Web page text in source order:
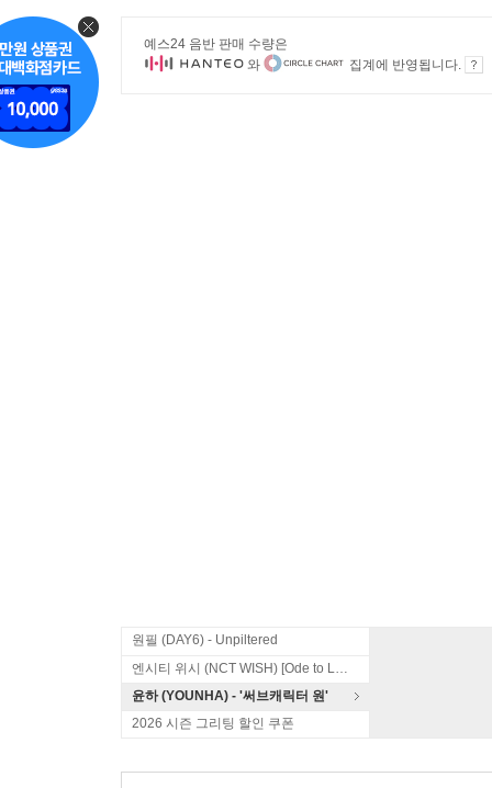
예스24 음반 판매 수량은
와
집계에 반영됩니다.
원필 (DAY6) - Unpiltered
엔시티 위시 (NCT WISH) [Ode to Love]
윤하 (YOUNHA) - '써브캐릭터 원'
2026 시즌 그리팅 할인 쿠폰